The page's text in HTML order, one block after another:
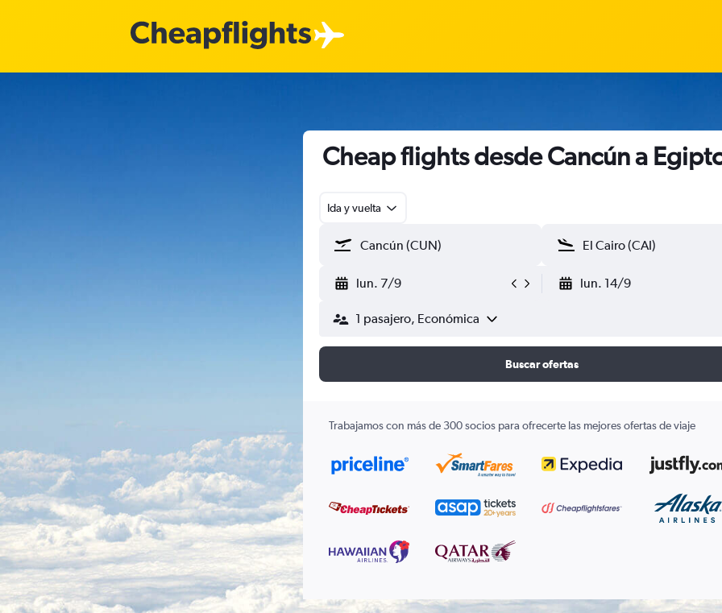
Cheap flights desde Cancún a
Ida y vuelta
lun. 7/9 lun. 14/9
1 pasajero, Económica
Buscar ofertas
Trabajamos con más de 300 socios para ofrecerte las mejores ofertas de viaje